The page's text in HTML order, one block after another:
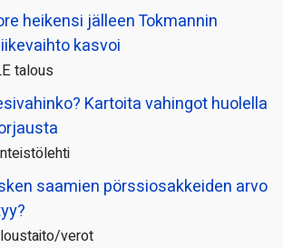
heikensi jälleen Tokmannin
kasvoi
talous
Kartoita vahingot huolella
saamien pörssi­osakkeiden arvo
verot